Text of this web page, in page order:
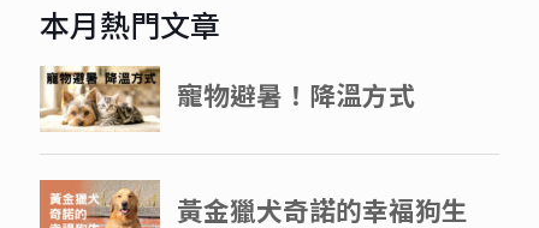
本月熱門文章